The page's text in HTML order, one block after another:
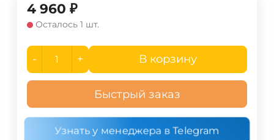
4 960 ₽
Осталось 1 шт.
- + В корзину
Быстрый заказ
Узнать у менеджера в Telegram